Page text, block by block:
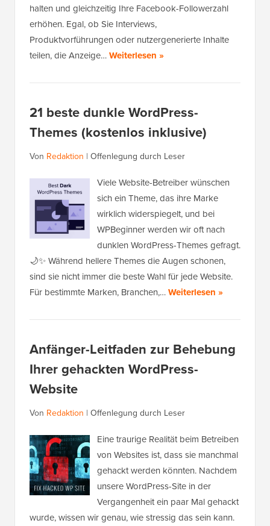
halten und gleichzeitig Ihre Facebook-Followerzahl
erhöhen. Egal, ob Sie Interviews,
Produktvorführungen oder nutzergenerierte Inhalte
teilen, die Anzeige…Weiterlesen »
21 beste dunkle WordPress-
Themes (kostenlos inklusive)
Von Redaktion | Offenlegung durch Leser
Viele Website-Betreiber wünschen
sich ein Theme, das ihre Marke
wirklich widerspiegelt, und bei
WPBeginner werden wir oft nach
dunklen WordPress-Themes gefragt.
🌙✨ Während hellere Themes die Augen schonen,
sind sie nicht immer die beste Wahl für jede Website.
Für bestimmte Marken, Branchen,…Weiterlesen »
Anfänger-Leitfaden zur Behebung
Ihrer gehackten WordPress-
Website
Von Redaktion | Offenlegung durch Leser
Eine traurige Realität beim Betreiben
von Websites ist, dass sie manchmal
gehackt werden könnten. Nachdem
unsere WordPress-Site in der
Vergangenheit ein paar Mal gehackt
wurde, wissen wir genau, wie stressig das sein kann.